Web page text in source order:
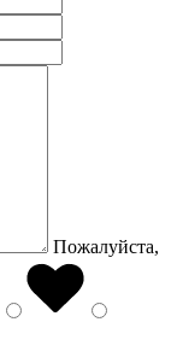
Пожалуйста,